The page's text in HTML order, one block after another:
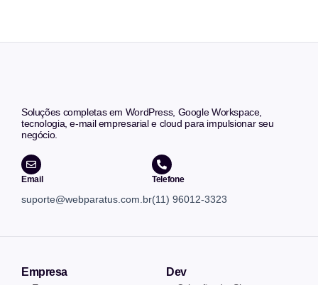
Soluções completas em WordPress, Google Workspace,
tecnologia, e-mail empresarial e cloud para impulsionar seu
negócio.
Email
suporte@webparatus.com.br
Telefone
(11) 96012-3323
Empresa Dev